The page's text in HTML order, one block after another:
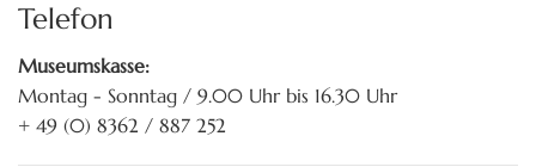
Telefon
Museumskasse:
Montag - Sonntag / 9.00 Uhr bis 16.30 Uhr
+ 49 (0) 8362 / 887 252